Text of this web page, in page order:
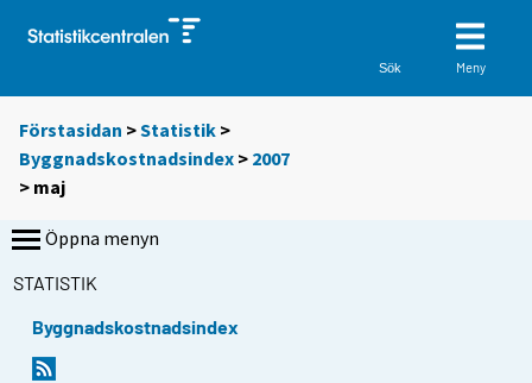
Sök Meny
Förstasidan >Statistik >
Byggnadskostnadsindex > 2007
> maj
Öppna menyn
STATISTIK
Byggnadskostnadsindex